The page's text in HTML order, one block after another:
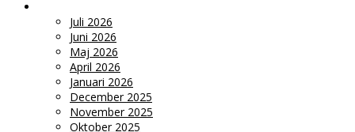
Juli 2026
Juni 2026
Maj 2026
April 2026
Januari 2026
December 2025
November 2025
Oktober 2025